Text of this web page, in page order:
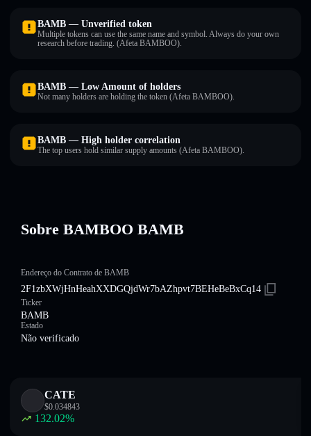
BAMB — Unverified token
Multiple tokens can use the same name and symbol. Always do your own
research before trading. (Afeta BAMBOO).
BAMB — Low Amount of holders
Not many holders are holding the token (Afeta BAMBOO).
BAMB — High holder correlation
The top users hold similar supply amounts (Afeta BAMBOO).
Sobre BAMBOO BAMB
Endereço do Contrato de BAMB
2F1zbXWjHnHeahXXDGQjdWr7bAZhpvt7BEHeBeBxCq14
Ticker
BAMB
Estado
Não verificado
CATE
$0.034843
132.02%